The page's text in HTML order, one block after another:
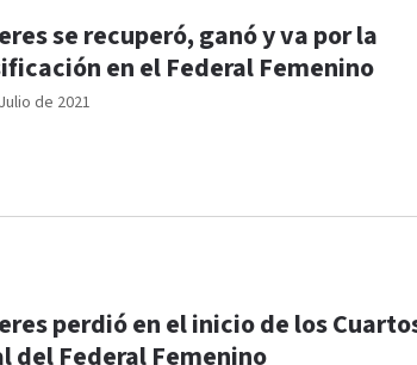
de 2021
se recuperó, ganó y va por la
en el Federal Femenino
perdió en el inicio de los
del Federal Femenino